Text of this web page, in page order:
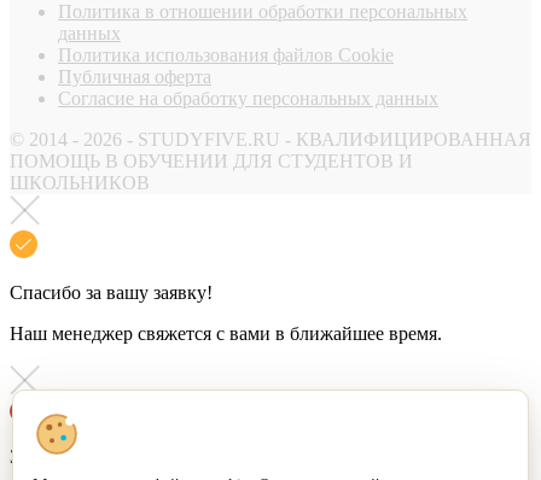
Политика в отношении обработки персональных
данных
Политика использования файлов Cookie
Публичная оферта
Согласие на обработку персональных данных
© 2014 - 2026 - STUDYFIVE.RU - КВАЛИФИЦИРОВАННАЯ
ПОМОЩЬ В ОБУЧЕНИИ ДЛЯ СТУДЕНТОВ И
ШКОЛЬНИКОВ
Спасибо за вашу заявку!
Наш менеджер свяжется с вами в ближайшее время.
Заявка не отправлена!